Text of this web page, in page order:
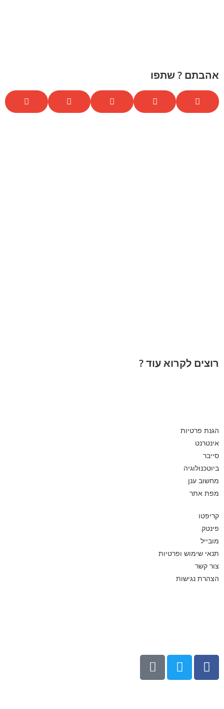
אהבתם ? שתפו
רוצים לקרוא עוד ?
הגנת פרטיות
אינטרנט
סייבר
ביוטכנולוגיה
מחשוב ענן
מפת אתר
קריפטו
פינטק
מובייל
תנאי שימוש ופרטיות
צור קשר
הצהרת נגישות